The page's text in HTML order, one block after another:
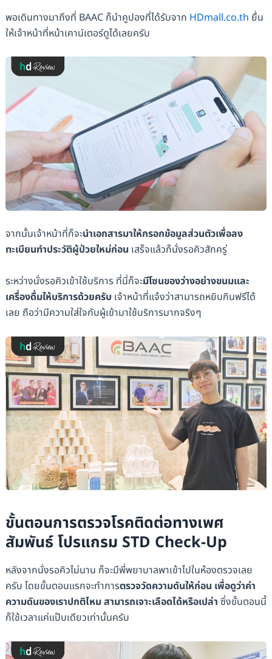
พอเดินทางมาถึงที่ BAAC ก็นำคูปองที่ได้รับจาก HDmall.co.th ยื่น
ให้เจ้าหน้าที่หน้าเคาน์เตอร์ดูได้เลยครับ
จากนั้นเจ้าหน้าที่ก็จะนำเอกสารมาให้กรอกข้อมูลส่วนตัวเพื่อลง
ทะเบียนทำประวัติผู้ป่วยใหม่ก่อน เสร็จแล้วก็นั่งรอคิวสักครู่
ระหว่างนั่งรอคิวเข้าใช้บริการ ที่นี่ก็จะมีโซนของว่างอย่างขนมและ
เครื่องดื่มให้บริการด้วยครับ เจ้าหน้าที่แจ้งว่าสามารถหยิบกินฟรีได้
เลย ถือว่ามีความใส่ใจกับผู้เข้ามาใช้บริการมากจริงๆ
ขั้นตอนการตรวจโรคติดต่อทางเพศ
สัมพันธ์ โปรแกรม STD Check-Up
หลังจากนั่งรอคิวไม่นาน ก็จะมีพี่พยาบาลพาเข้าไปในห้องตรวจเลย
ครับ โดยขั้นตอนแรกจะทำการตรวจวัดความดันให้ก่อน เพื่อดูว่าค่า
ความดันของเราปกติไหม สามารถเจาะเลือดได้หรือเปล่า ซึ่งขั้นตอนนี้
ก็ใช้เวลาแค่แป๊บเดียวเท่านั้นครับ